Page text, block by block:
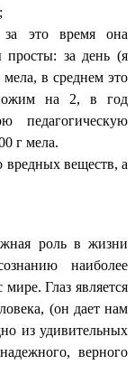
это время она
просты: за день (я
в среднем это
на 2, в год
педагогическую
г мела.
вредных веществ, а
роль в жизни
наиболее
Глаз является
(он дает нам
из удивительных
верного